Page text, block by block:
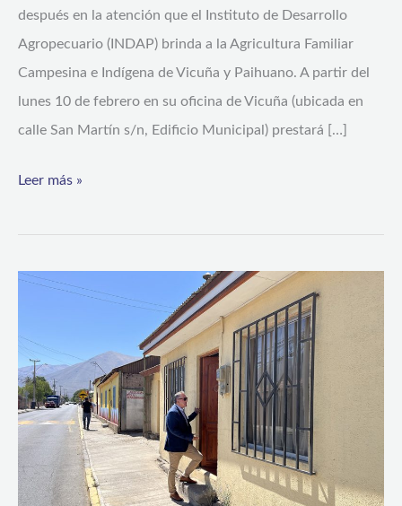
después en la atención que el Instituto de Desarrollo
Agropecuario (INDAP) brinda a la Agricultura Familiar
Campesina e Indígena de Vicuña y Paihuano. A partir del
lunes 10 de febrero en su oficina de Vicuña (ubicada en
calle San Martín s/n, Edificio Municipal) prestará […]
la
hace
extensiva
a
usuarios
usuarias
Paihuano
Leer más »
Aniversario
se
continúa
con
el
proceso
hermoseamiento